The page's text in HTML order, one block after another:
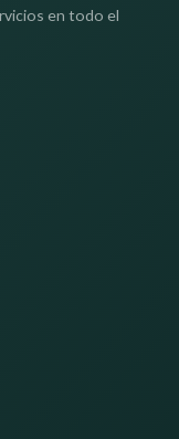
en todo el